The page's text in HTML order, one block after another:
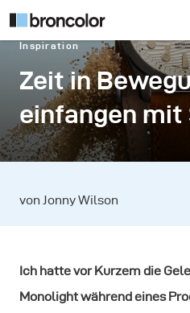
Inspiration
Zeit in
einfangen mit
von Jonny Wilson
Ich hatte vor Kurzem die
Monolight während eines